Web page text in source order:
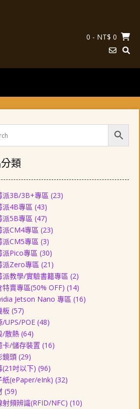
0 - NT$ 0
類
派3B/3B+專區 (23)
派4B專區 (43)
派5B專區 (47)
派CM4專區 (23)
派CM5專區 (3)
派Pico專區 (30)
派Zero專區 (21)
派教學/實驗書籍專區 (2)
特賣專區(50% OFF) (14)
Jetson Nano 專區 (16)
板 (57)
/UPS/POE (48)
/散熱 (64)
卡/儲存裝置 (16)
鏡頭 (29)
(21吋以下) (96)
紙(ePaper/eInk) (32)
(59)
射頻辨識(RFID/NFC) (10)